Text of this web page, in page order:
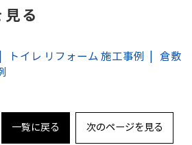
る
トイレ リフォーム 施工事例
倉敷
一覧に戻る 次のページを見る